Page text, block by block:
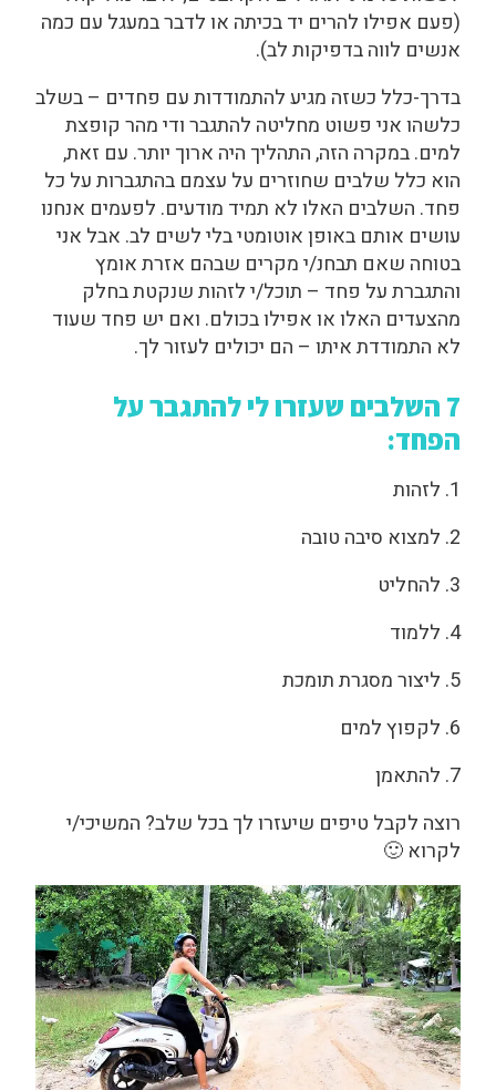
(פעם אפילו להרים יד בכיתה או לדבר במעגל עם כמה
אנשים לווה בדפיקות לב).
בדרך-כלל כשזה מגיע להתמודדות עם פחדים – בשלב
כלשהו אני פשוט מחליטה להתגבר ודי מהר קופצת
למים.במקרה הזה, התהליך היה ארוך יותר. עם זאת,
הוא כלל שלבים שחוזרים על עצמם בהתגברות על כל
פחד. השלבים האלו לא תמיד מודעים. לפעמים אנחנו
עושים אותם באופן אוטומטי בלי לשים לב. אבל אני
בטוחה שאם תבחנ/י מקרים שבהם אזרת אומץ
והתגברת על פחד – תוכל/י לזהות שנקטת בחלק
מהצעדים האלו או אפילו בכולם. ואם יש פחד שעוד
לא התמודדת איתו – הם יכולים לעזור לך.
7 השלבים שעזרו לי להתגבר על
הפחד:
1. לזהות
2. למצוא סיבה טובה
3. להחליט
4. ללמוד
5. ליצור מסגרת תומכת
6. לקפוץ למים
7. להתאמן
רוצה לקבל טיפים שיעזרו לך בכל שלב? המשיכי/י
לקרוא 🙂